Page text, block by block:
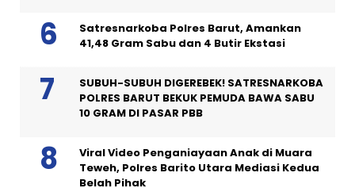
Satresnarkoba Polres Barut, Amankan
41,48 Gram Sabu dan 4 Butir Ekstasi
SUBUH-SUBUH DIGEREBEK! SATRESNARKOBA
POLRES BARUT BEKUK PEMUDA BAWA SABU
10 GRAM DI PASAR PBB
Viral Video Penganiayaan Anak di Muara
Teweh, Polres Barito Utara Mediasi Kedua
Belah Pihak